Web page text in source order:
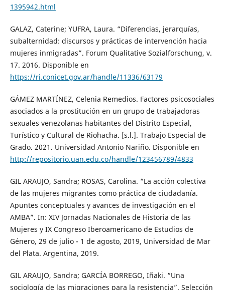
1395942.html
GALAZ, Caterine; YUFRA, Laura. “Diferencias, jerarquías,
subalternidad: discursos y prácticas de intervención hacia
mujeres inmigradas”. Forum Qualitative Sozialforschung, v.
17. 2016. Disponible en
https://ri.conicet.gov.ar/handle/11336/63179
GÁMEZ MARTÍNEZ, Celenia Remedios. Factores psicosociales
asociados a la prostitución en un grupo de trabajadoras
sexuales venezolanas habitantes del Distrito Especial,
Turístico y Cultural de Riohacha. [s.l.]. Trabajo Especial de
Grado. 2021. Universidad Antonio Nariño. Disponible en
http://repositorio.uan.edu.co/handle/123456789/4833
GIL ARAUJO, Sandra; ROSAS, Carolina. “La acción colectiva
de las mujeres migrantes como práctica de ciudadanía.
Apuntes conceptuales y avances de investigación en el
AMBA”. In: XIV Jornadas Nacionales de Historia de las
Mujeres y IX Congreso Iberoamericano de Estudios de
Género, 29 de julio - 1 de agosto, 2019, Universidad de Mar
del Plata. Argentina, 2019.
GIL ARAUJO, Sandra; GARCÍA BORREGO, Iñaki. “Una
sociología de las migraciones para la resistencia”. Selección